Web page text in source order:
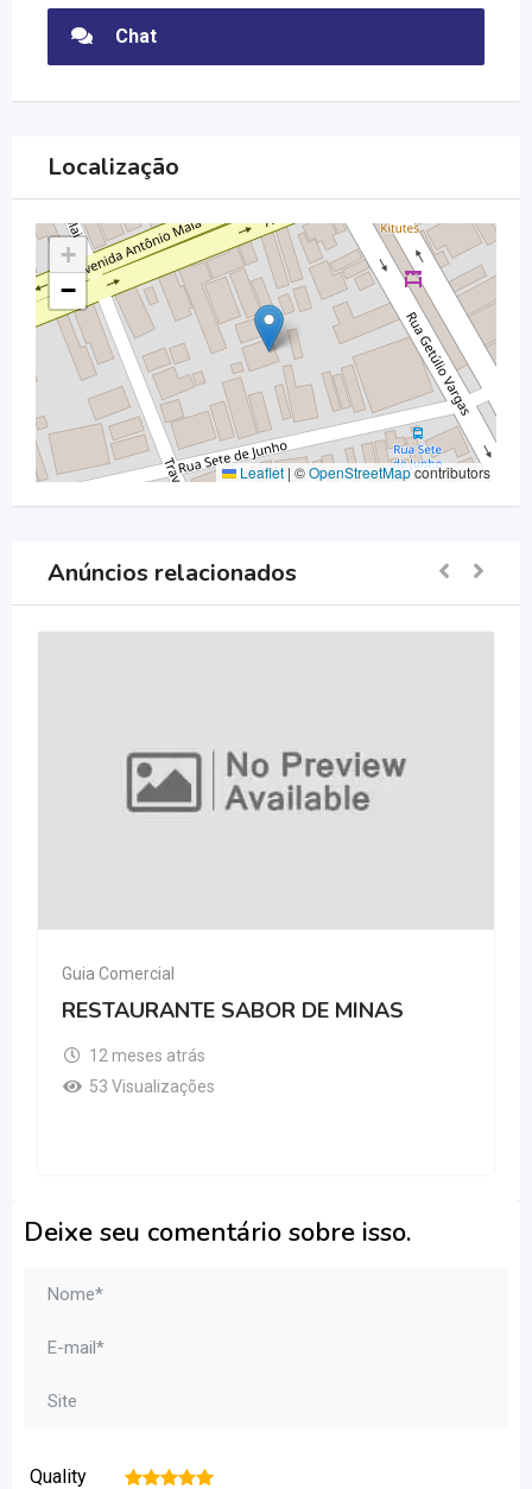
Chat
Localização
+
−
Leaflet | ©OpenStreetMapcontributors
Anúncios relacionados
Guia Comercial
RESTAURANTE SABOR DE MINAS
12 meses atrás
53 Visualizações
Deixe seu comentário sobre isso.
Quality 5
4
3
2